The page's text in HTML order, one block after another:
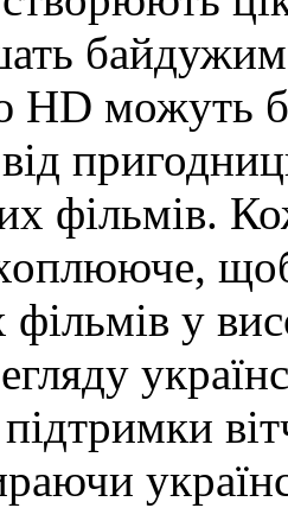
HD можуть
фільмів.
фільмів у